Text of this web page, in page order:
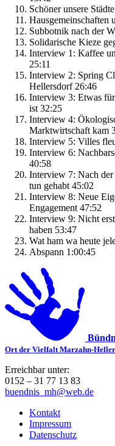
Schöner unsere
Hausgemeinschaften
Subbotnik nach der
Solidarische Kieze
Interview 1: Kaffee
25:11
Interview 2: Spring
Hellersdorf 26:46
Interview 3: Etwas
ist 32:25
Interview 4:
Marktwirtschaft kam
Interview 5: Villes
Interview 6:
40:58
Interview 7: Nach der
tun gehabt 45:02
Interview 8: Neue
Engagement 47:52
Interview 9: Nicht
haben 53:47
Wat ham wa heute
Abspann 1:00:45
Ort der Vielfalt Marzahn-
Erreichbar unter:
0152 – 31 77 13 83
buendnis_mh@web.de
Kontakt
Impressum
Datenschutz